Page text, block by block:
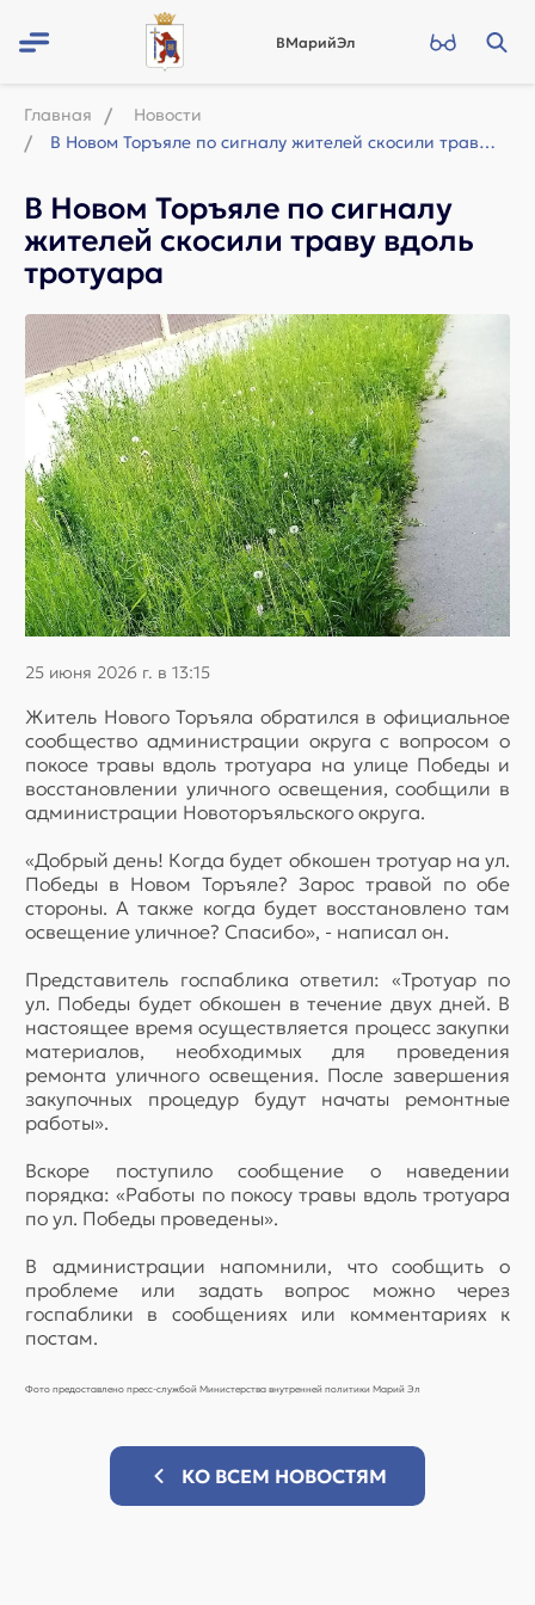
ВМарийЭл
Главная
Новости
В Новом Торъяле по сигналу жителей скосили траву вдоль тротуара
В Новом Торъяле по сигналу
жителей скосили траву вдоль
тротуара
25 июня 2026 г. в 13:15
Житель Нового Торъяла обратился в официальное
сообщество администрации округа с вопросом о
покосе травы вдоль тротуара на улице Победы и
восстановлении уличного освещения, сообщили в
администрации Новоторъяльского округа.
«Добрый день! Когда будет обкошен тротуар на ул.
Победы в Новом Торъяле? Зарос травой по обе
стороны. А также когда будет восстановлено там
освещение уличное? Спасибо», - написал он.
Представитель госпаблика ответил: «Тротуар по
ул. Победы будет обкошен в течение двух дней. В
настоящее время осуществляется процесс закупки
материалов, необходимых для проведения
ремонта уличного освещения. После завершения
закупочных процедур будут начаты ремонтные
работы».
Вскоре поступило сообщение о наведении
порядка: «Работы по покосу травы вдоль тротуара
по ул. Победы проведены».
В администрации напомнили, что сообщить о
проблеме или задать вопрос можно через
госпаблики в сообщениях или комментариях к
постам.
Фото предоставлено пресс-службой Министерства внутренней политики Марий Эл
КО ВСЕМ НОВОСТЯМ